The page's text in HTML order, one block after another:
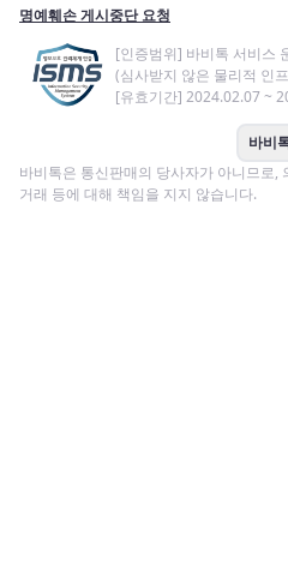
명예훼손 게시중단 요청
[인증범위] 바비톡 서비스
(심사받지 않은 물리적 인
[유효기간] 2024.02.07 ~
바비
바비톡은 통신판매의 당사자가 아니므로,
거래 등에 대해 책임을 지지 않습니다.